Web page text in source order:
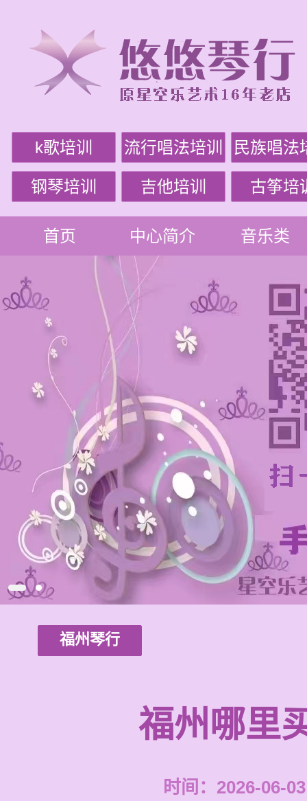
k歌培训 流行唱法培训 民族唱法
钢琴培训 吉他培训 古筝培
首页 中心简介 音乐类
福州琴行
福州哪里
时间：2026-06-